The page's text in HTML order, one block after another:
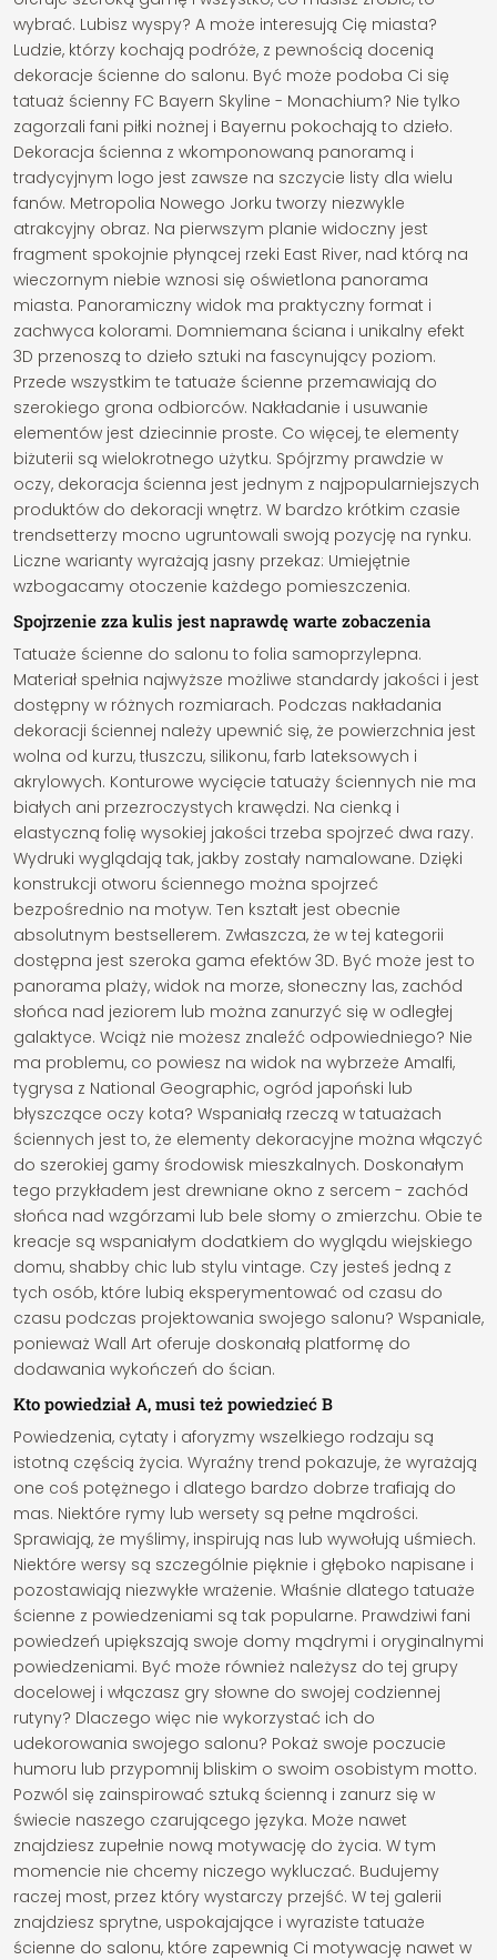
wybrać. Lubisz wyspy? A może interesują Cię miasta?
Ludzie, którzy kochają podróże, z pewnością docenią
dekoracje ścienne do salonu. Być może podoba Ci się
tatuaż ścienny FC Bayern Skyline - Monachium? Nie tylko
zagorzali fani piłki nożnej i Bayernu pokochają to dzieło.
Dekoracja ścienna z wkomponowaną panoramą i
tradycyjnym logo jest zawsze na szczycie listy dla wielu
fanów. Metropolia Nowego Jorku tworzy niezwykle
atrakcyjny obraz. Na pierwszym planie widoczny jest
fragment spokojnie płynącej rzeki East River, nad którą na
wieczornym niebie wznosi się oświetlona panorama
miasta. Panoramiczny widok ma praktyczny format i
zachwyca kolorami. Domniemana ściana i unikalny efekt
3D przenoszą to dzieło sztuki na fascynujący poziom.
Przede wszystkim te tatuaże ścienne przemawiają do
szerokiego grona odbiorców. Nakładanie i usuwanie
elementów jest dziecinnie proste. Co więcej, te elementy
biżuterii są wielokrotnego użytku. Spójrzmy prawdzie w
oczy, dekoracja ścienna jest jednym z najpopularniejszych
produktów do dekoracji wnętrz. W bardzo krótkim czasie
trendsetterzy mocno ugruntowali swoją pozycję na rynku.
Liczne warianty wyrażają jasny przekaz: Umiejętnie
wzbogacamy otoczenie każdego pomieszczenia.
Spojrzenie zza kulis jest naprawdę warte zobaczenia
Tatuaże ścienne do salonu to folia samoprzylepna.
Materiał spełnia najwyższe możliwe standardy jakości i jest
dostępny w różnych rozmiarach. Podczas nakładania
dekoracji ściennej należy upewnić się, że powierzchnia jest
wolna od kurzu, tłuszczu, silikonu, farb lateksowych i
akrylowych. Konturowe wycięcie tatuaży ściennych nie ma
białych ani przezroczystych krawędzi. Na cienką i
elastyczną folię wysokiej jakości trzeba spojrzeć dwa razy.
Wydruki wyglądają tak, jakby zostały namalowane. Dzięki
konstrukcji otworu ściennego można spojrzeć
bezpośrednio na motyw. Ten kształt jest obecnie
absolutnym bestsellerem. Zwłaszcza, że w tej kategorii
dostępna jest szeroka gama efektów 3D. Być może jest to
panorama plaży, widok na morze, słoneczny las, zachód
słońca nad jeziorem lub można zanurzyć się w odległej
galaktyce. Wciąż nie możesz znaleźć odpowiedniego? Nie
ma problemu, co powiesz na widok na wybrzeże Amalfi,
tygrysa z National Geographic, ogród japoński lub
błyszczące oczy kota? Wspaniałą rzeczą w tatuażach
ściennych jest to, że elementy dekoracyjne można włączyć
do szerokiej gamy środowisk mieszkalnych. Doskonałym
tego przykładem jest drewniane okno z sercem - zachód
słońca nad wzgórzami lub bele słomy o zmierzchu. Obie te
kreacje są wspaniałym dodatkiem do wyglądu wiejskiego
domu, shabby chic lub stylu vintage. Czy jesteś jedną z
tych osób, które lubią eksperymentować od czasu do
czasu podczas projektowania swojego salonu? Wspaniale,
ponieważ Wall Art oferuje doskonałą platformę do
dodawania wykończeń do ścian.
Kto powiedział A, musi też powiedzieć B
Powiedzenia, cytaty i aforyzmy wszelkiego rodzaju są
istotną częścią życia. Wyraźny trend pokazuje, że wyrażają
one coś potężnego i dlatego bardzo dobrze trafiają do
mas. Niektóre rymy lub wersety są pełne mądrości.
Sprawiają, że myślimy, inspirują nas lub wywołują uśmiech.
Niektóre wersy są szczególnie pięknie i głęboko napisane i
pozostawiają niezwykłe wrażenie. Właśnie dlatego tatuaże
ścienne z powiedzeniami są tak popularne. Prawdziwi fani
powiedzeń upiększają swoje domy mądrymi i oryginalnymi
powiedzeniami. Być może również należysz do tej grupy
docelowej i włączasz gry słowne do swojej codziennej
rutyny? Dlaczego więc nie wykorzystać ich do
udekorowania swojego salonu? Pokaż swoje poczucie
humoru lub przypomnij bliskim o swoim osobistym motto.
Pozwól się zainspirować sztuką ścienną i zanurz się w
świecie naszego czarującego języka. Może nawet
znajdziesz zupełnie nową motywację do życia. W tym
momencie nie chcemy niczego wykluczać. Budujemy
raczej most, przez który wystarczy przejść. W tej galerii
znajdziesz sprytne, uspokajające i wyraziste tatuaże
ścienne do salonu, które zapewnią Ci motywację nawet w